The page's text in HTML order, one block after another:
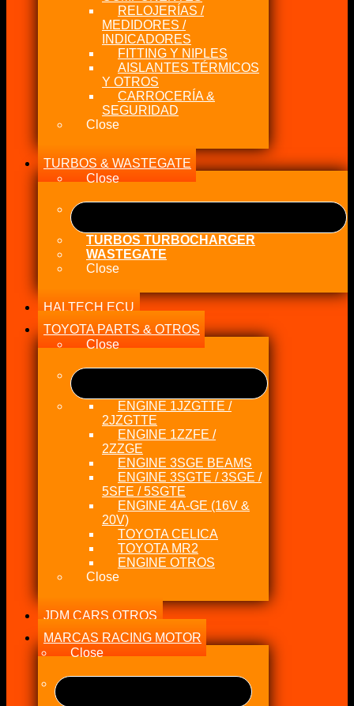
RELOJERÍAS /
MEDIDORES /
INDICADORES
FITTING Y NIPLES
AISLANTES TÉRMICOS
Y OTROS
CARROCERÍA &
SEGURIDAD
Close
TURBOS & WASTEGATE
Close
TURBOS TURBOCHARGER
WASTEGATE
Close
HALTECH ECU
TOYOTA PARTS & OTROS
Close
ENGINE 1JZGTTE /
2JZGTTE
ENGINE 1ZZFE /
2ZZGE
ENGINE 3SGE BEAMS
ENGINE 3SGTE / 3SGE /
5SFE / 5SGTE
ENGINE 4A-GE (16V &
20V)
TOYOTA CELICA
TOYOTA MR2
ENGINE OTROS
Close
JDM CARS OTROS
MARCAS RACING MOTOR
Close